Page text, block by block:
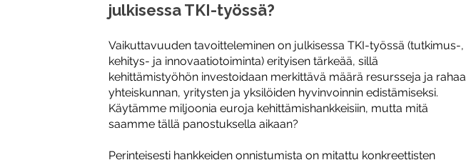
julkisessa TKI-työssä?
Vaikuttavuuden tavoitteleminen on julkisessa TKI-työssä (tutkimus-,
kehitys- ja innovaatiotoiminta) erityisen tärkeää, sillä
kehittämistyöhön investoidaan merkittävä määrä resursseja ja rahaa
yhteiskunnan, yritysten ja yksilöiden hyvinvoinnin edistämiseksi.
Käytämme miljoonia euroja kehittämishankkeisiin, mutta mitä
saamme tällä panostuksella aikaan?
Perinteisesti hankkeiden onnistumista on mitattu konkreettisten